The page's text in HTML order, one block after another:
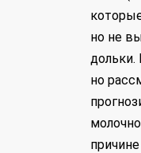
но не
дольки.
но